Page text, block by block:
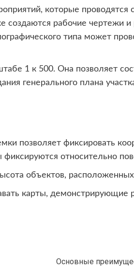
которые проводятся
создаются рабочие чертежи и
типа может
1 к 500. Она позволяет
генерального плана
позволяет фиксировать
относительно
объектов, расположенных
карты, демонстрирующие
Основные